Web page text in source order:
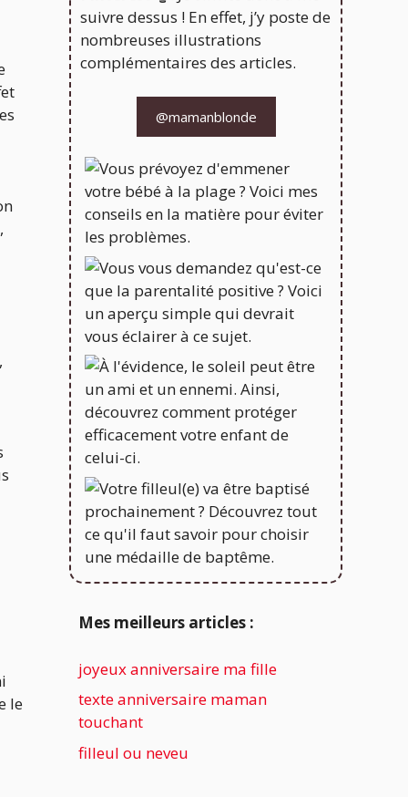
,
le
suivre dessus ! En effet, j’y poste de
nombreuses illustrations
complémentaires des articles.
@mamanblonde
Mes meilleurs articles :
joyeux anniversaire ma fille
texte anniversaire maman
touchant
filleul ou neveu